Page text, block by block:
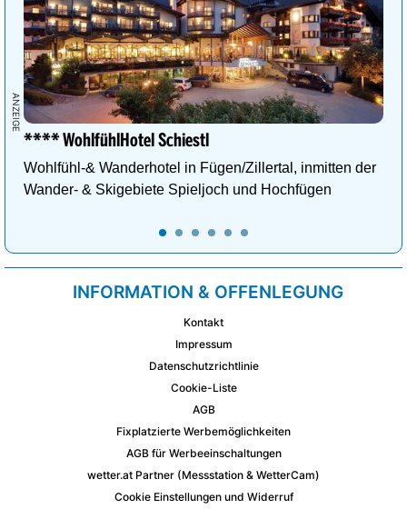
**** WohlfühlHotel Schiestl
Wohlfühl-& Wanderhotel in Fügen/Zillertal, inmitten der
Wander- & Skigebiete Spieljoch und Hochfügen
INFORMATION & OFFENLEGUNG
Kontakt
Impressum
Datenschutzrichtlinie
Cookie-Liste
AGB
Fixplatzierte Werbemöglichkeiten
AGB für Werbeeinschaltungen
wetter.at Partner (Messstation & WetterCam)
Cookie Einstellungen und Widerruf